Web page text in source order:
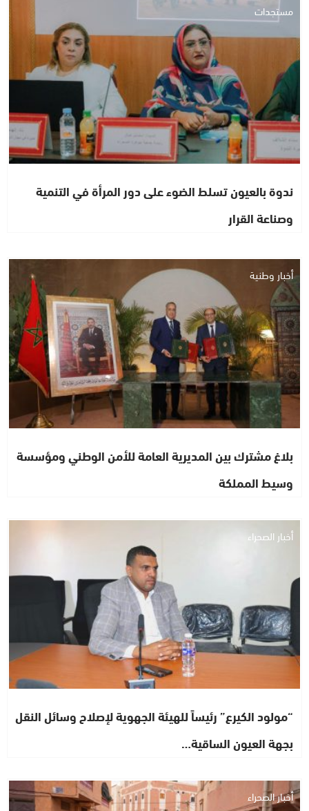
مستجدات
ندوة بالعيون تسلط الضوء على دور المرأة في التنمية
وصناعة القرار
أخبار وطنية
بلاغ مشترك بين المديرية العامة للأمن الوطني ومؤسسة
وسيط المملكة
أخبار الصحراء
“مولود الكيرع” رئيساً للهيئة الجهوية لإصلاح وسائل النقل
بجهة العيون الساقية…
أخبار الصحراء